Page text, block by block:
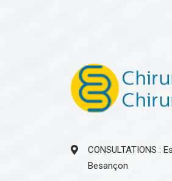
CONSULTATIONS :
Besançon